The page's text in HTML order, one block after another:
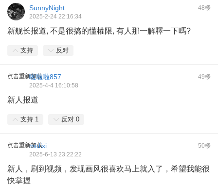
48楼
SunnyNightㅤ
2025-2-24 22:16:34
新舰长报道, 不是很搞的懂權限, 有人那一解釋一下嗎?
支持 反对
点击重新加载 49楼
啦啦啦857
2025-4-4 16:10:58
新人报道
支持 1 反对 0
点击重新加载 50楼
midixi
2025-6-13 23:22:22
新人，刷到视频，发现画风很喜欢马上就入了，希望我能很
快掌握